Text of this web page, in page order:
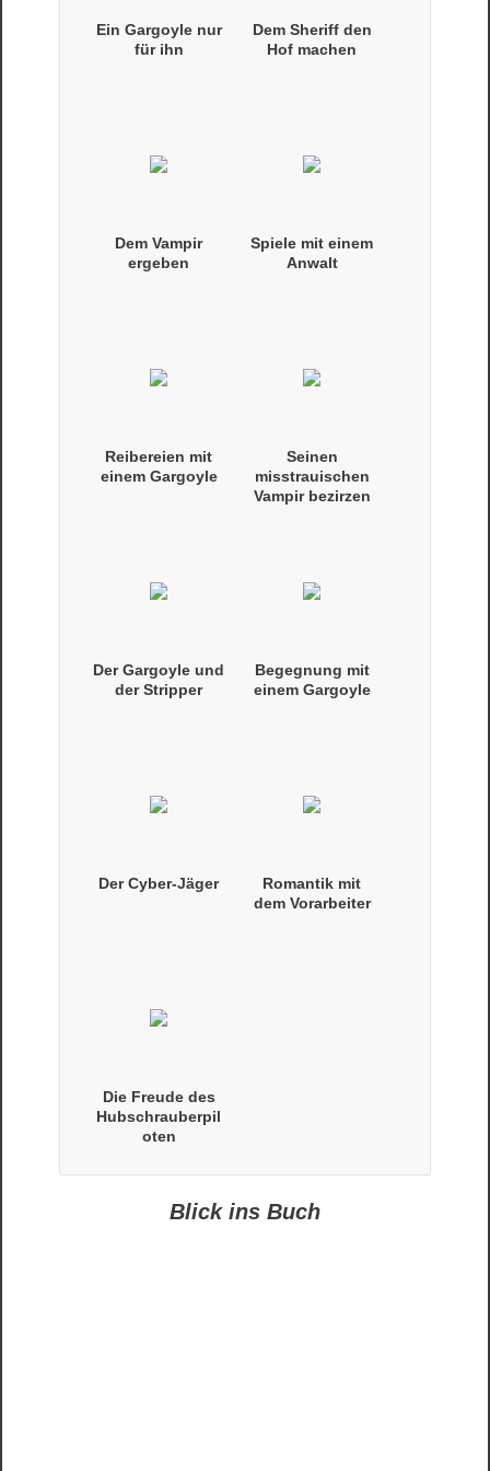
Ein Gargoyle nur
für ihn
Dem Sheriff den
Hof machen
Dem Vampir
ergeben
Spiele mit einem
Anwalt
Reibereien mit
einem Gargoyle
Seinen
misstrauischen
Vampir bezirzen
Der Gargoyle und
der Stripper
Begegnung mit
einem Gargoyle
Der Cyber-Jäger
Romantik mit
dem Vorarbeiter
Die Freude des
Hubschrauberpil
oten
Blick ins Buch